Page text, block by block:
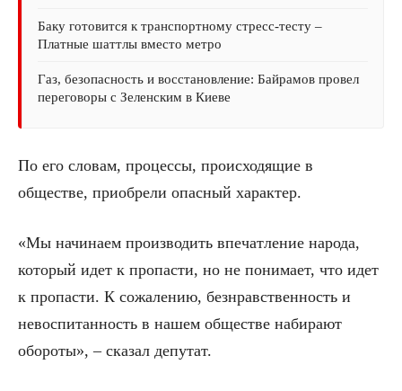
Баку готовится к транспортному стресс-тесту –
Платные шаттлы вместо метро
Газ, безопасность и восстановление: Байрамов провел
переговоры с Зеленским в Киеве
По его словам, процессы, происходящие в
обществе, приобрели опасный характер.
«Мы начинаем производить впечатление народа,
который идет к пропасти, но не понимает, что идет
к пропасти. К сожалению, безнравственность и
невоспитанность в нашем обществе набирают
обороты», – сказал депутат.